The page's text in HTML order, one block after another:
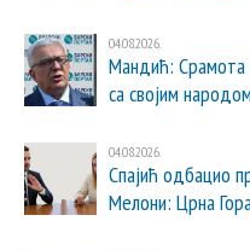
04.08.2026.
Мандић: Срамота
са својим
04.08.2026.
Спајић одбацио
Мелони: Црна